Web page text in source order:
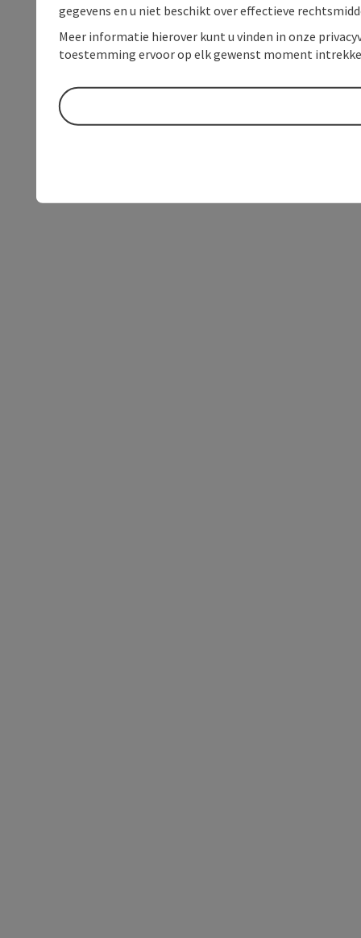
gegevens en u niet beschikt over effectieve
Meer informatie hierover kunt u vinden in onze
toestemming ervoor op elk gewenst moment